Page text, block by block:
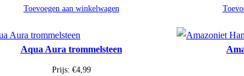
Toevoegen aan winkelwagen
Aqua Aura trommelsteen
Prijs: €4,99